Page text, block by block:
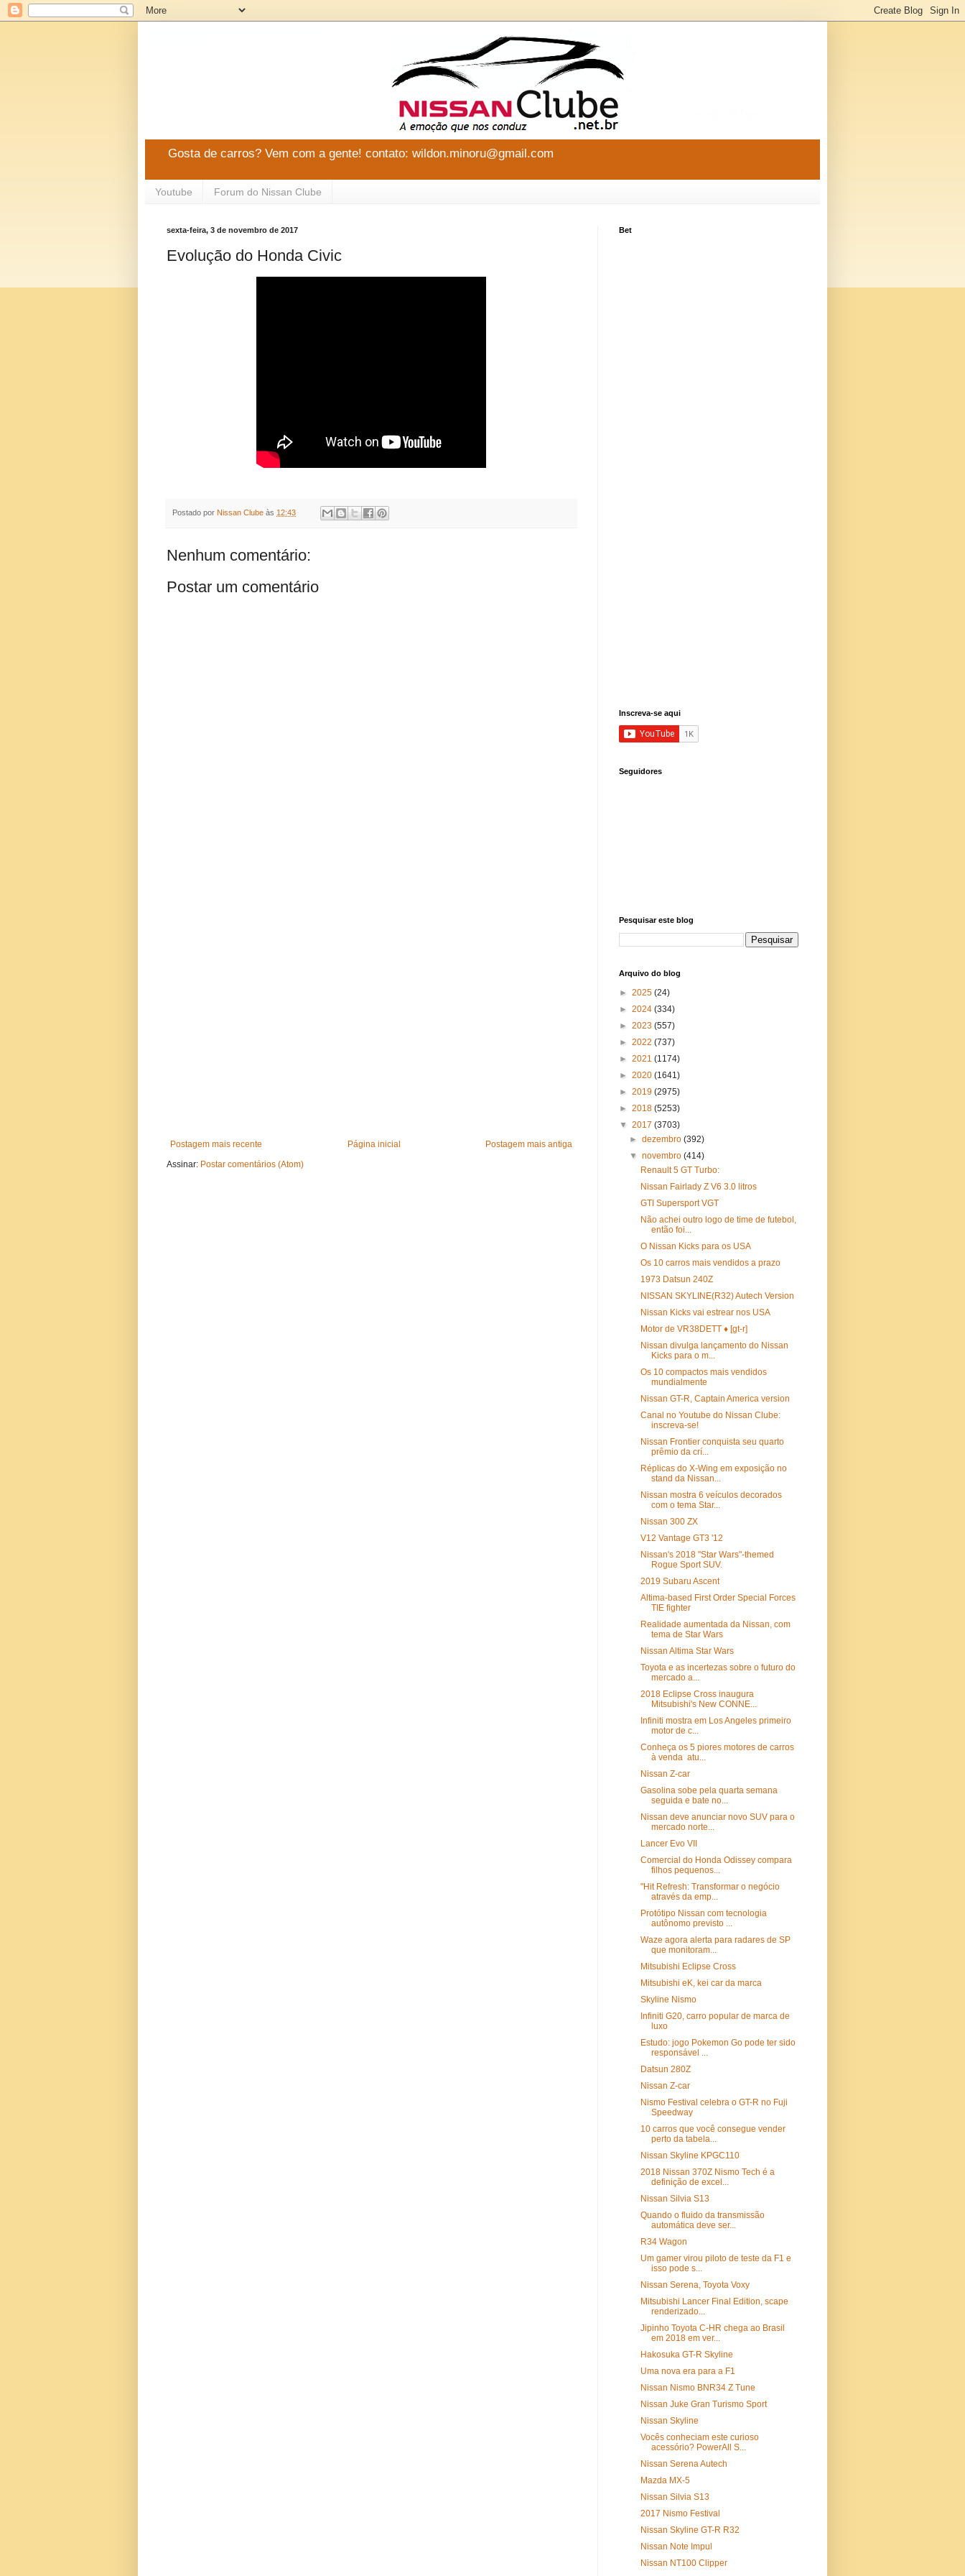
Gosta de carros? Vem com a gente! contato: wildon.minoru@gmail.com
Youtube Forum do Nissan Clube
sexta-feira, 3 de novembro de 2017
Evolução do Honda Civic
Postado por Nissan Clube às 12:43
Nenhum comentário:
Postar um comentário
Postagem mais recente Postagem mais antiga
Página inicial
Assinar: Postar comentários (Atom)
Bet
Inscreva-se aqui
Seguidores
Pesquisar este blog
Arquivo do blog
► 2025 (24)
► 2024 (334)
► 2023 (557)
► 2022 (737)
► 2021 (1174)
► 2020 (1641)
► 2019 (2975)
► 2018 (5253)
▼ 2017 (3703)
►dezembro(392)
▼novembro(414)
Renault 5 GT Turbo:
Nissan Fairlady Z V6 3.0 litros
GTI Supersport VGT
Não achei outro logo de time de futebol,
então foi...
O Nissan Kicks para os USA
Os 10 carros mais vendidos a prazo
1973 Datsun 240Z
NISSAN SKYLINE(R32) Autech Version
Nissan Kicks vai estrear nos USA
Motor de VR38DETT ♦ [gt-r]
Nissan divulga lançamento do Nissan
Kicks para o m...
Os 10 compactos mais vendidos
mundialmente
Nissan GT-R, Captain America version
Canal no Youtube do Nissan Clube:
inscreva-se!
Nissan Frontier conquista seu quarto
prêmio da crí...
Réplicas do X-Wing em exposição no
stand da Nissan...
Nissan mostra 6 veículos decorados
com o tema Star...
Nissan 300 ZX
V12 Vantage GT3 '12
Nissan's 2018 "Star Wars"-themed
Rogue Sport SUV.
2019 Subaru Ascent
Altima-based First Order Special Forces
TIE fighter
Realidade aumentada da Nissan, com
tema de Star Wars
Nissan Altima Star Wars
Toyota e as incertezas sobre o futuro do
mercado a...
2018 Eclipse Cross inaugura
Mitsubishi's New CONNE...
Infiniti mostra em Los Angeles primeiro
motor de c...
Conheça os 5 piores motores de carros
à venda atu...
Nissan Z-car
Gasolina sobe pela quarta semana
seguida e bate no...
Nissan deve anunciar novo SUV para o
mercado norte...
Lancer Evo VII
Comercial do Honda Odissey compara
filhos pequenos...
"Hit Refresh: Transformar o negócio
através da emp...
Protótipo Nissan com tecnologia
autônomo previsto ...
Waze agora alerta para radares de SP
que monitoram...
Mitsubishi Eclipse Cross
Mitsubishi eK, kei car da marca
Skyline Nismo
Infiniti G20, carro popular de marca de
luxo
Estudo: jogo Pokemon Go pode ter sido
responsável ...
Datsun 280Z
Nissan Z-car
Nismo Festival celebra o GT-R no Fuji
Speedway
10 carros que você consegue vender
perto da tabela...
Nissan Skyline KPGC110
2018 Nissan 370Z Nismo Tech é a
definição de excel...
Nissan Silvia S13
Quando o fluido da transmissão
automática deve ser...
R34 Wagon
Um gamer virou piloto de teste da F1 e
isso pode s...
Nissan Serena, Toyota Voxy
Mitsubishi Lancer Final Edition, scape
renderizado...
Jipinho Toyota C-HR chega ao Brasil
em 2018 em ver...
Hakosuka GT-R Skyline
Uma nova era para a F1
Nissan Nismo BNR34 Z Tune
Nissan Juke Gran Turismo Sport
Nissan Skyline
Vocês conheciam este curioso
acessório? PowerAll S...
Nissan Serena Autech
Mazda MX-5
Nissan Silvia S13
2017 Nismo Festival
Nissan Skyline GT-R R32
Nissan Note Impul
Nissan NT100 Clipper